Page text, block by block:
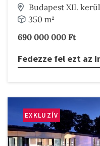
Budapest XII.
350 m²
690 000 000 Ft
Fedezze fel ezt az
EXKLUZÍV